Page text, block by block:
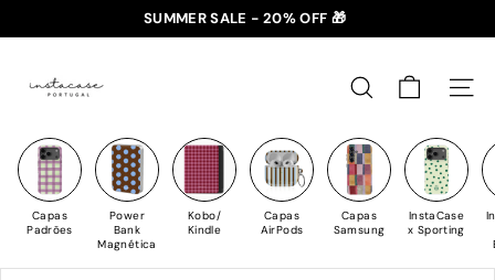
para
Conteúdo
slideshow
✈️ PORTES GRÁTIS: +35€ 🇵🇹🇪🇸 | +50€ 🇪🇺
SUMMER SALE - 20% OFF 🎁
n
t
a
C
a
s
PESQUISAR
Capas
Padrões
Power
Bank
Magnética
Kobo/
Kindle
Capas
AirPods
Capas
Samsung
InstaCase
x Sporting